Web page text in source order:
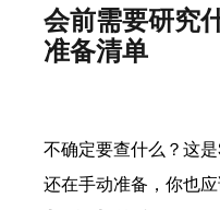
会前需要研究
准备清单
不确定要查什么？这
还在手动准备，你也